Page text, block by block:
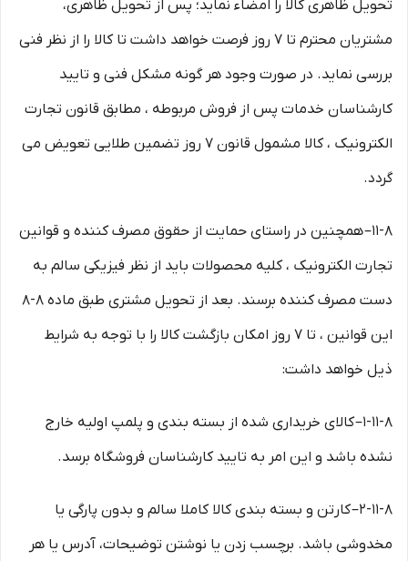
تحویل ظاهری کالا را امضاء نماید؛ پس از تحویل ظاهری،
مشتریان محترم تا ۷ روز فرصت خواهد داشت تا کالا را از نظر فنی
بررسی نماید. در صورت وجود هر گونه مشکل فنی و تایید
کارشناسان خدمات پس از فروش مربوطه ، مطابق قانون تجارت
الکترونیک ، کالا مشمول قانون ۷ روز تضمین طلایی تعویض می
گردد.
۱۱-۸– همچنین در راستای حمایت از حقوق مصرف کننده و قوانین
تجارت الکترونیک ، کلیه محصولات باید از نظر فیزیکی سالم به
دست مصرف کننده برسند. بعد از تحویل مشتری طبق ماده ۸-۸
این قوانین ، تا ۷ روز امکان بازگشت کالا را با توجه به شرایط
ذیل خواهد داشت:
۱-۱۱-۸– کالای خریداری شده از بسته بندی و پلمپ اولیه خارج
نشده باشد و این امر به تایید کارشناسان فروشگاه برسد.
۲-۱۱-۸– کارتن و بسته بندی کالا کاملا سالم و بدون پارگی یا
مخدوشی باشد. برچسب زدن یا نوشتن توضیحات، آدرس یا هر